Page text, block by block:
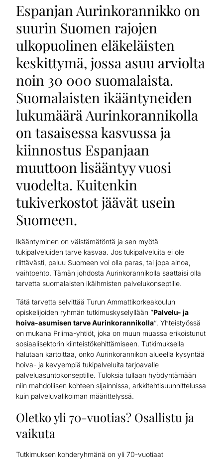
Espanjan Aurinkorannikko on
suurin Suomen rajojen
ulkopuolinen eläkeläisten
keskittymä, jossa asuu arviolta
noin 30 000 suomalaista.
Suomalaisten ikääntyneiden
lukumäärä Aurinkorannikolla
on tasaisessa kasvussa ja
kiinnostus Espanjaan
muuttoon lisääntyy vuosi
vuodelta. Kuitenkin
tukiverkostot jäävät usein
Suomeen.
Ikääntyminen on väistämätöntä ja sen myötä
tukipalveluiden tarve kasvaa. Jos tukipalveluita ei ole
riittävästi, paluu Suomeen voi olla paras, tai jopa ainoa,
vaihtoehto. Tämän johdosta Aurinkorannikolla saattaisi olla
tarvetta suomalaisten ikäihmisten palvelukonseptille.
Tätä tarvetta selvittää Turun Ammattikorkeakoulun
opiskelijoiden ryhmän tutkimuskyselyllään ”Palvelu- ja
hoiva-asumisen tarve Aurinkorannikolla”. Yhteistyössä
on mukana Priima-yhtiöt, joka on muun muassa erikoistunut
sosiaalisektorin kiinteistökehittämiseen. Tutkimuksella
halutaan kartoittaa, onko Aurinkorannikon alueella kysyntää
hoiva- ja kevyempiä tukipalveluita tarjoavalle
palveluasuntokonseptille. Tuloksia tullaan hyödyntämään
niin mahdollisen kohteen sijainnissa, arkkitehtisuunnittelussa
kuin palveluvalikoiman määrittelyssä.
Oletko yli 70-vuotias? Osallistu ja
vaikuta
Tutkimuksen kohderyhmänä on yli 70-vuotiaat